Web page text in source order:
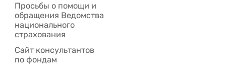
Просьбы о помощи и
обращения Ведомства
национального
страхования
Сайт консультантов
по фондам